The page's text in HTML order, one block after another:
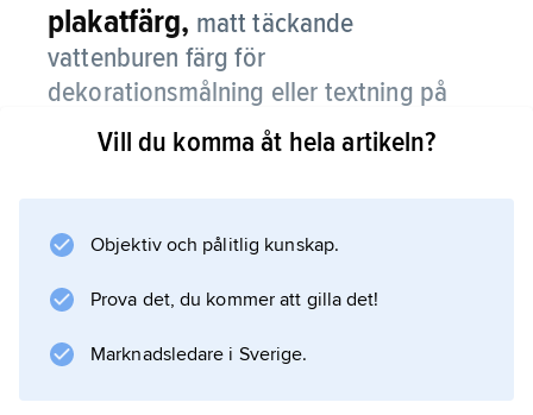
plakatfärg, matt täckande
vattenburen färg för
dekorationsmålning eller textning på
papper.Vill du komma åt hela artikeln?
Objektiv och pålitlig kunskap.
Prova det, du kommer att gilla det!
Marknadsledare i Sverige.